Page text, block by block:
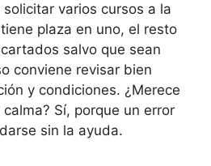
varios cursos a la
plaza en uno, el resto
salvo que sean
conviene revisar bien
y condiciones. ¿Merece
Sí, porque un error
sin la ayuda.